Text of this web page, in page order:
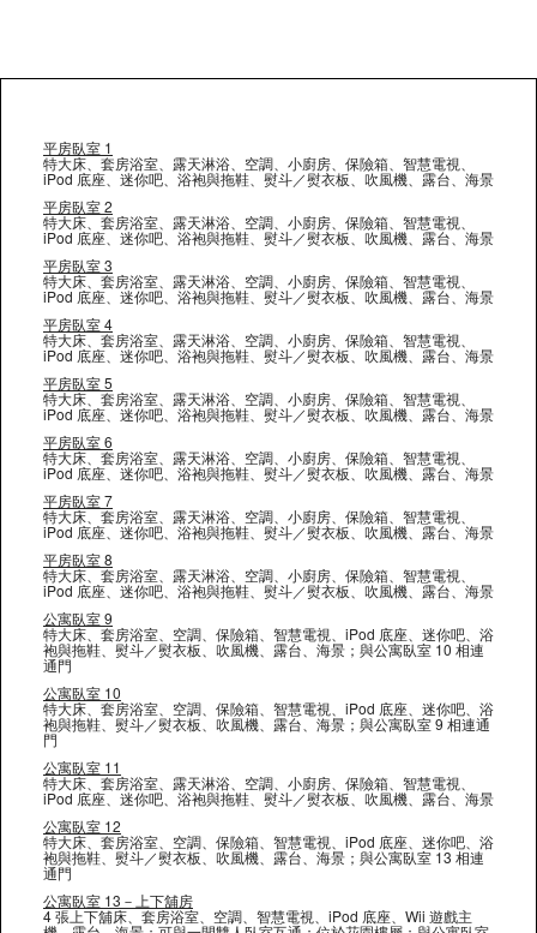
平房臥室 1
特大床、套房浴室、露天淋浴、空調、小廚房、保險箱、智慧電視、
iPod 底座、迷你吧、浴袍與拖鞋、熨斗／熨衣板、吹風機、露台、海景
平房臥室 2
特大床、套房浴室、露天淋浴、空調、小廚房、保險箱、智慧電視、
iPod 底座、迷你吧、浴袍與拖鞋、熨斗／熨衣板、吹風機、露台、海景
平房臥室 3
特大床、套房浴室、露天淋浴、空調、小廚房、保險箱、智慧電視、
iPod 底座、迷你吧、浴袍與拖鞋、熨斗／熨衣板、吹風機、露台、海景
平房臥室 4
特大床、套房浴室、露天淋浴、空調、小廚房、保險箱、智慧電視、
iPod 底座、迷你吧、浴袍與拖鞋、熨斗／熨衣板、吹風機、露台、海景
平房臥室 5
特大床、套房浴室、露天淋浴、空調、小廚房、保險箱、智慧電視、
iPod 底座、迷你吧、浴袍與拖鞋、熨斗／熨衣板、吹風機、露台、海景
平房臥室 6
特大床、套房浴室、露天淋浴、空調、小廚房、保險箱、智慧電視、
iPod 底座、迷你吧、浴袍與拖鞋、熨斗／熨衣板、吹風機、露台、海景
平房臥室 7
特大床、套房浴室、露天淋浴、空調、小廚房、保險箱、智慧電視、
iPod 底座、迷你吧、浴袍與拖鞋、熨斗／熨衣板、吹風機、露台、海景
平房臥室 8
特大床、套房浴室、露天淋浴、空調、小廚房、保險箱、智慧電視、
iPod 底座、迷你吧、浴袍與拖鞋、熨斗／熨衣板、吹風機、露台、海景
公寓臥室 9
特大床、套房浴室、空調、保險箱、智慧電視、iPod 底座、迷你吧、浴
袍與拖鞋、熨斗／熨衣板、吹風機、露台、海景；與公寓臥室 10 相連
通門
公寓臥室 10
特大床、套房浴室、空調、保險箱、智慧電視、iPod 底座、迷你吧、浴
袍與拖鞋、熨斗／熨衣板、吹風機、露台、海景；與公寓臥室 9 相連通
門
公寓臥室 11
特大床、套房浴室、露天淋浴、空調、小廚房、保險箱、智慧電視、
iPod 底座、迷你吧、浴袍與拖鞋、熨斗／熨衣板、吹風機、露台、海景
公寓臥室 12
特大床、套房浴室、空調、保險箱、智慧電視、iPod 底座、迷你吧、浴
袍與拖鞋、熨斗／熨衣板、吹風機、露台、海景；與公寓臥室 13 相連
通門
公寓臥室 13－上下舖房
4 張上下舖床、套房浴室、空調、智慧電視、iPod 底座、Wii 遊戲主